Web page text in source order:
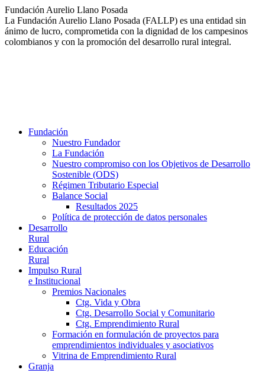
Saltar
al
contenido
Fundación Aurelio Llano Posada
La Fundación Aurelio Llano Posada (FALLP) es una entidad sin
ánimo de lucro, comprometida con la dignidad de los campesinos
colombianos y con la promoción del desarrollo rural integral.
Fundación
Nuestro Fundador
La Fundación
Nuestro compromiso con los Objetivos de Desarrollo
Sostenible (ODS)
Régimen Tributario Especial
Balance Social
Resultados 2025
Política de protección de datos personales
Desarrollo
Rural
Educación
Rural
Impulso Rural
e Institucional
Premios Nacionales
Ctg. Vida y Obra
Ctg. Desarrollo Social y Comunitario
Ctg. Emprendimiento Rural
Formación en formulación de proyectos para
emprendimientos individuales y asociativos
Vitrina de Emprendimiento Rural
Granja